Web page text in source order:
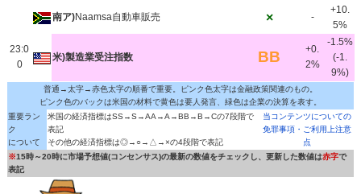
南ア)Naamsa自動車販売 × -
+10.
5%
23:0
0
米)製造業受注指数 BB
+0.
2%
-1.5%
(-1.
9%)
普通→太字→赤色太字の順番で重要。ピンク色太字は金融政策関連のもの。
ピンク色のバックは米国の材料で黄色は要人発言、緑色は企業の決算を表す。
重要ラン
ク
について
米国の経済指標はSS→S→AA→A→BB→B→Cの7段階で
表記
その他の経済指標は◎→○→△→×の4段階で表記
当コンテンツについての
免罪事項・ご利用上注意
点
※15時～20時に市場予想値(コンセンサス)の最新の数値をチェックし、更新した数値は赤字で
表記